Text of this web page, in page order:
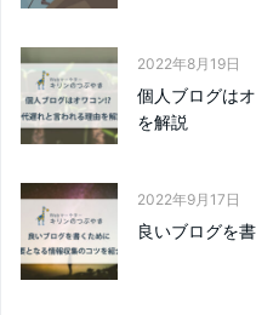
2022年8月19日
個人ブログは
を解説
2022年9月17日
良いブログを